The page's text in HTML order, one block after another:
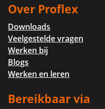
Over Proflex
Downloads
Veelgestelde vragen
Werken bij
Blogs
Werken en leren
Bereikbaar via